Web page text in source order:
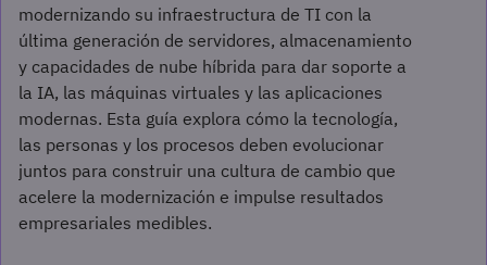
modernizando su infraestructura de TI con la
última generación de servidores, almacenamiento
y capacidades de nube híbrida para dar soporte a
la IA, las máquinas virtuales y las aplicaciones
modernas. Esta guía explora cómo la tecnología,
las personas y los procesos deben evolucionar
juntos para construir una cultura de cambio que
acelere la modernización e impulse resultados
empresariales medibles.